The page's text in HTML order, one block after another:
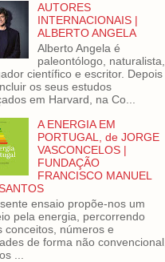
AUTORES
INTERNACIONAIS |
ALBERTO ANGELA
Alberto Angela é
paleontólogo, naturalista,
científico e escritor. Depois
os seus estudos
em Harvard, na Co...
A ENERGIA EM
PORTUGAL, de JORGE
VASCONCELOS |
FUNDAÇÃO
FRANCISCO MANUEL
ensaio propõe-nos um
pela energia, percorrendo
conceitos, números e
de forma não convencional,
...